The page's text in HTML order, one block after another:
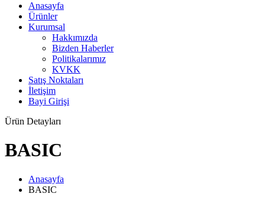
Anasayfa
Ürünler
Kurumsal
Hakkımızda
Bizden Haberler
Politikalarımız
KVKK
Satış Noktaları
İletişim
Bayi Girişi
Ürün Detayları
BASIC
Anasayfa
BASIC